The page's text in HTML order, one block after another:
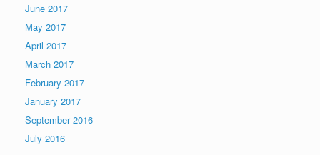
June 2017
May 2017
April 2017
March 2017
February 2017
January 2017
September 2016
July 2016